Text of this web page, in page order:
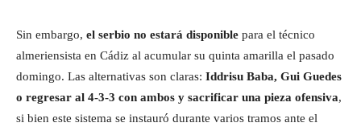
Sin embargo, el serbio no estará disponible para el técnico
almeriensista en Cádiz al acumular su quinta amarilla el pasado
domingo. Las alternativas son claras: Iddrisu Baba, Gui Guedes
o regresar al 4-3-3 con ambos y sacrificar una pieza ofensiva,
si bien este sistema se instauró durante varios tramos ante el